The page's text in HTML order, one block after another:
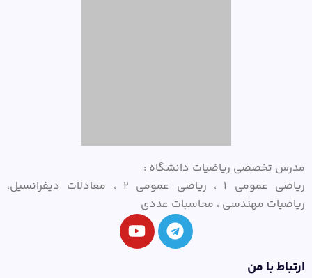
مدرس تخصصی ریاضیات دانشگاه :
ریاضی عمومی ۱ ، ریاضی عمومی ۲ ، معادلات دیفرانسیل،
ریاضیات مهندسی ، محاسبات عددی
ارتباط با من